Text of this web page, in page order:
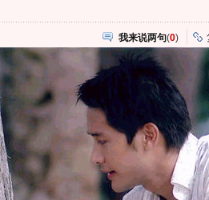
我来说两句(0)